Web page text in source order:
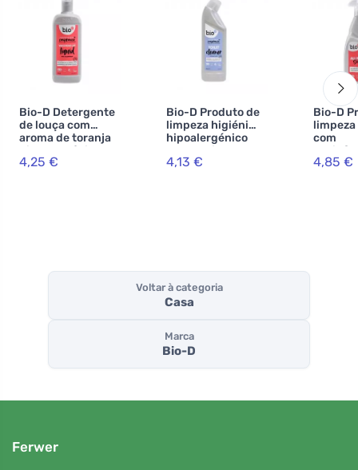
Bio-D Detergente
de louça com
aroma de toranja
hipoalergénico
(750 ml)
4,25 €
Bio-D Produto de
limpeza higiénico
hipoalergénico
com cheiro a
erva-limão (750
4,13 €
Bio-D
com
com
4,85 €
Voltar à categoria
Casa
Marca
Bio-D
Ferwer